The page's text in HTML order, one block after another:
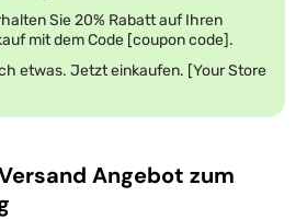
Sie 20% Rabatt auf Ihren
mit dem Code [coupon code].
etwas. Jetzt einkaufen. [Your Store
Angebot zum